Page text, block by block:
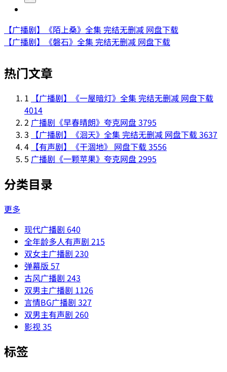
【广播剧】《陌上桑》全集 完结无删减 网盘下载
【广播剧】《磐石》全集 完结无删减 网盘下载
热门文章
1
【广播剧】《一屋暗灯》全集 完结无删减 网盘下载
4014
2 广播剧《早春晴朗》夸克网盘3795
3
【广播剧】《洄天》全集 完结无删减 网盘下载3637
4 【有声剧】《干涸地》 网盘下载3556
5 广播剧《一颗苹果》夸克网盘2995
分类目录
更多
现代广播剧 640
全年龄多人有声剧 215
双女主广播剧 230
弹幕版 57
古风广播剧 243
双男主广播剧 1126
言情BG广播剧 327
双男主有声剧 260
影视35
标签